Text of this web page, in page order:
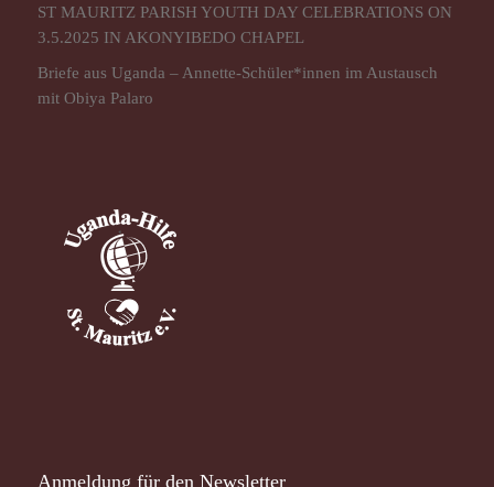
ST MAURITZ PARISH YOUTH DAY CELEBRATIONS ON
3.5.2025 IN AKONYIBEDO CHAPEL
Briefe aus Uganda – Annette-Schüler*innen im Austausch
mit Obiya Palaro
Anmeldung für den Newsletter